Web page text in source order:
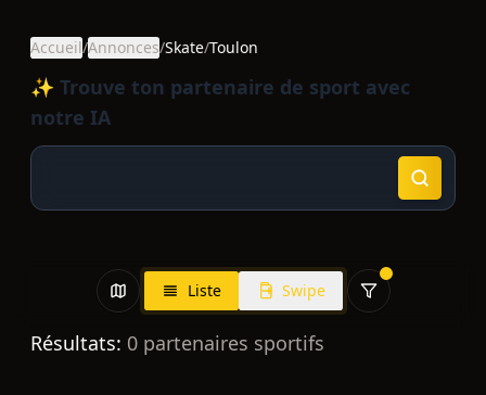
Accueil/Annonces/Skate/Toulon
✨ Trouve ton partenaire de sport avec
notre IA
Liste Swipe
Résultats: 0 partenaires sportifs